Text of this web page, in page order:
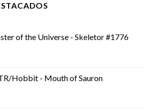
of the Universe - Skeletor #1776
Hobbit - Mouth of Sauron